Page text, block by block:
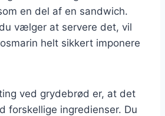
en del af en sandwich.
vælger at servere det, vil
helt sikkert imponere
ved grydebrød er, at det
forskellige ingredienser. Du